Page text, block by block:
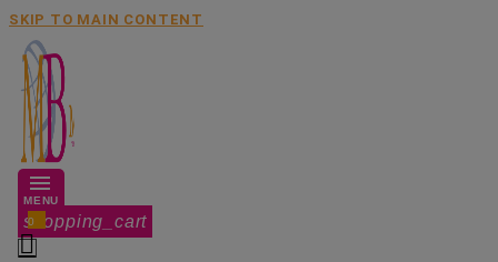
SKIP TO MAIN CONTENT
MENU
shopping_cart
0
